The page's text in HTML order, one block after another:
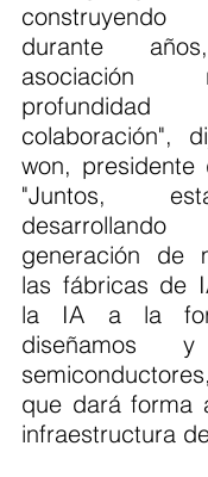
durante
colaboración",
won, presidente
"Juntos,
generación de
las fábricas de
la IA a la
diseñamos y
que dará forma
infraestructura